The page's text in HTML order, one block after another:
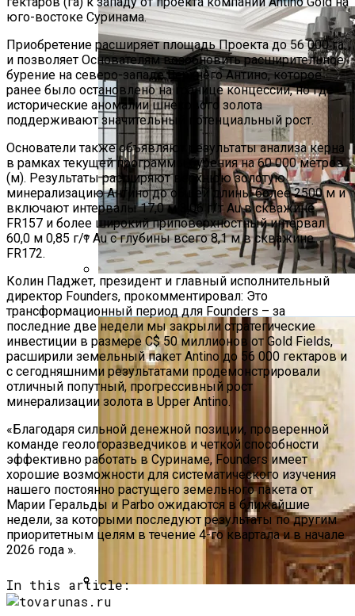
Перемены На Бумаге. Запрет 19 Е-
Добавок Де Факто Ничего Не
Запрещает
На Зубок. Главный Стоматолог РФ
Элитный Ремонт Коттеджа
Межкомнатные Деревянные Двери
юго-востоке Суринама.
Приобретение расширяет площадь Проекта до 56 000 га
и позволяет Основателям возобновить расширительное
бурение на северо-западе Верхнего Антино, которое
ранее было остановлено на границе концессии, но где
исторические аномалии шнекового золота
поддерживают значительный потенциальный рост.
Основатели также объявляют результаты анализа керна
в рамках текущей программы бурения на 60 000 метров
(м). Результаты расширяют верхнюю золотую
минерализацию Антино до общей длины более 2500 м и
включают интервалы 17,0 м 3,06 г/т Au в скважине
FR157 и более широкий приповерхностный интервал
60,0 м 0,85 г/т Au с глубины всего 8,1 м в скважине
FR172.
Колин Паджет, президент и главный исполнительный
директор Founders, прокомментировал: Это
трансформационный период для Founders – за
последние две недели мы закрыли стратегические
инвестиции в размере C$ 50 миллионов от Gold Fields,
расширили земельный пакет Antino до 56 000 гектаров и
с сегодняшними результатами продемонстрировали
отличный попутный, прогрессивный рост
минерализации золота в Upper Antino.
«Благодаря сильной денежной позиции, проверенной
команде геологоразведчиков и четкой способности
эффективно работать в Суринаме, Founders имеет
хорошие возможности для систематического изучения
нашего постоянно растущего земельного пакета от
Марии Геральды и Parbo ожидаются в ближайшие
недели, за которыми последуют результаты по другим
приоритетным целям в течение 4-го квартала и в начале
2026 года ».
In this article: